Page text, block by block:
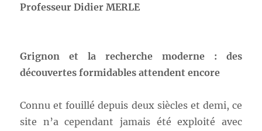
Professeur Didier MERLE
Grignon et la recherche moderne : des
découvertes formidables attendent encore
Connu et fouillé depuis deux siècles et demi, ce
site n’a cependant jamais été exploité avec